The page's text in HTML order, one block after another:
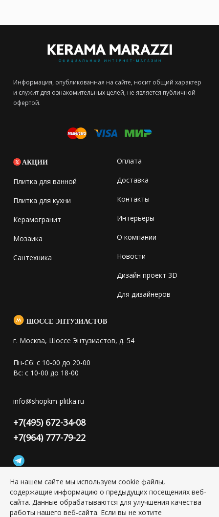
Информация, опубликованная на сайте, носит общий характер
и служит для ознакомительных целей, не является публичной
офертой.
АКЦИИ
Плитка для ванной
Плитка для кухни
Керамогранит
Мозаика
Сантехника
Оплата
Доставка
Контакты
Интерьеры
О компании
Новости
Дизайн проект 3D
Для дизайнеров
ШОССЕ ЭНТУЗИАСТОВ
г. Москва, Шоссе Энтузиастов, д. 54
Пн-Сб: с 10-00 до 20-00
Вс: с 10-00 до 18-00
info@shopkm-plitka.ru
+7(495) 672-34-08
+7(964) 777-79-22
Конфиденциальность персональной информации
На нашем сайте мы используем cookie файлы,
содержащие информацию о предыдущих посещениях веб-
сайта. Данные обрабатываются для улучшения качества
работы нашего веб-сайта. Если вы не хотите